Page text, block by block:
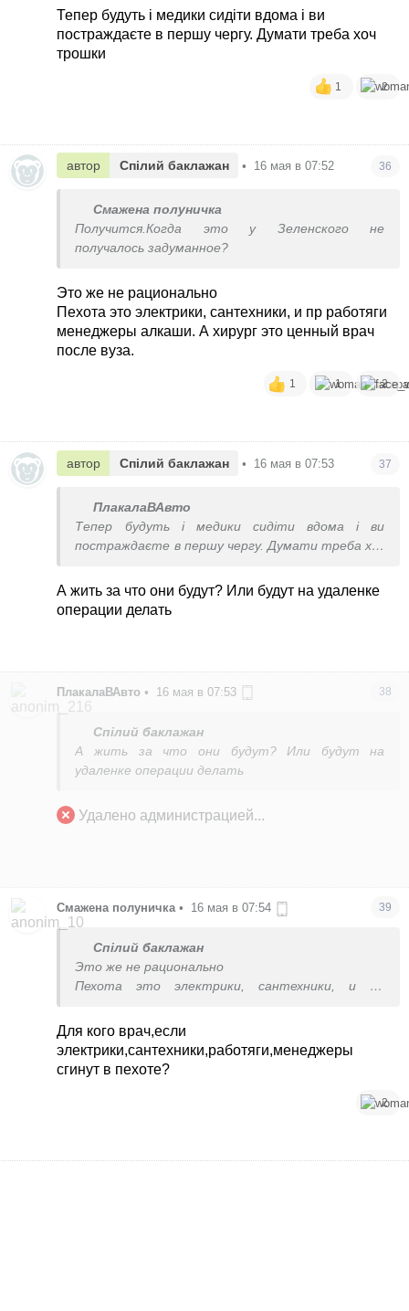
Тепер будуть і медики сидіти вдома і ви
постраждаєте в першу чергу. Думати треба хоч
трошки
1 2
автор Спілий баклажан • 16 мая в 07:52 36
Смажена полуничка
Получится.Когда это у Зеленского не
получалось задуманное?
Это же не рационально
Пехота это электрики, сантехники, и пр работяги
менеджеры алкаши. А хирург это ценный врач
после вуза.
1 1 2
автор Спілий баклажан • 16 мая в 07:53 37
ПлакалаВАвто
Тепер будуть і медики сидіти вдома і ви
постраждаєте в першу чергу. Думати треба хоч
А жить за что они будут? Или будут на удаленке
операции делать
ПлакалаВАвто • 16 мая в 07:53 38
Спілий баклажан
А жить за что они будут? Или будут на
удаленке операции делать
Удалено администрацией...
Смажена полуничка • 16 мая в 07:54 39
Спілий баклажан
Это же не рационально
Пехота это электрики, сантехники, и пр
ценный врач после вуза.
Для кого врач,если
электрики,сантехники,работяги,менеджеры
сгинут в пехоте?
2